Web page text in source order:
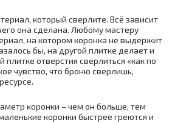
который сверлите. Всё зависит
она сделана. Любому мастеру
на котором коронка не выдержит
бы, на другой плитке делает и
плитке отверстия сверлиться «как по
чувство, что броню сверлишь,
коронки – чем он больше, тем
коронки быстрее греются и